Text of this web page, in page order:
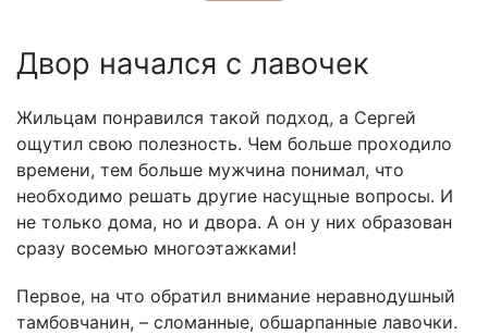
Двор начался с лавочек
Жильцам понравился такой подход, а Сергей
ощутил свою полезность. Чем больше проходило
времени, тем больше мужчина понимал, что
необходимо решать другие насущные вопросы. И
не только дома, но и двора. А он у них образован
сразу восемью многоэтажками!
Первое, на что обратил внимание неравнодушный
тамбовчанин, – сломанные, обшарпанные лавочки.